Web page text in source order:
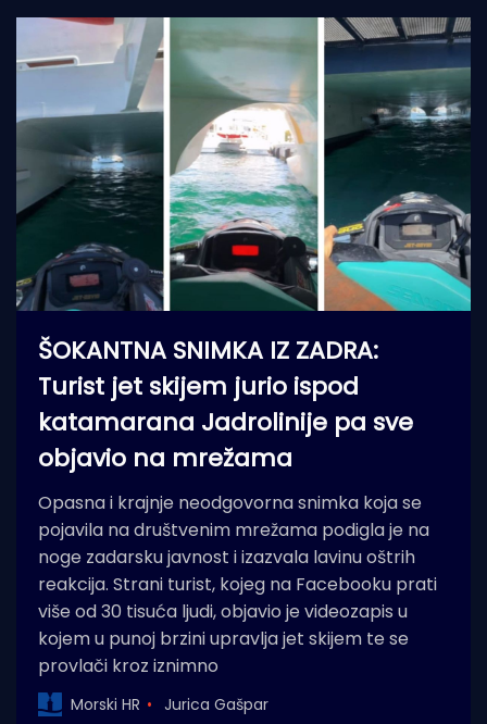
ŠOKANTNA SNIMKA IZ ZADRA:
Turist jet skijem jurio ispod
katamarana Jadrolinije pa sve
objavio na mrežama
Opasna i krajnje neodgovorna snimka koja se
pojavila na društvenim mrežama podigla je na
noge zadarsku javnost i izazvala lavinu oštrih
reakcija. Strani turist, kojeg na Facebooku prati
više od 30 tisuća ljudi, objavio je videozapis u
kojem u punoj brzini upravlja jet skijem te se
provlači kroz iznimno
Morski HR Jurica Gašpar